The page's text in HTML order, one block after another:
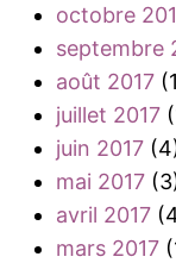
octobre
septembre
août 2017
juillet 2017
juin 2017
mai 2017
avril 2017
mars 2017